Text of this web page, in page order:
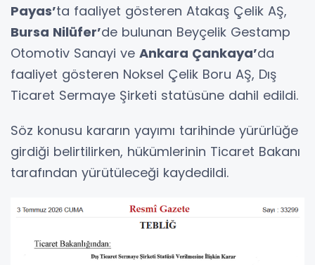
Payas’ta faaliyet gösteren Atakaş Çelik AŞ,
Bursa Nilüfer’de bulunan Beyçelik Gestamp
Otomotiv Sanayi ve Ankara Çankaya’da
faaliyet gösteren Noksel Çelik Boru AŞ, Dış
Ticaret Sermaye Şirketi statüsüne dahil edildi.
Söz konusu kararın yayımı tarihinde yürürlüğe
girdiği belirtilirken, hükümlerinin Ticaret Bakanı
tarafından yürütüleceği kaydedildi.